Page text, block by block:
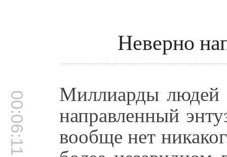
Неверно
00:06:11 Миллиарды людей
направленный
вообще нет